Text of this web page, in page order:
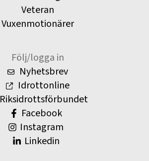
Veteran
Vuxenmotionärer
Följ/logga in
Nyhetsbrev
Idrottonline
Riksidrottsförbundet
Facebook
Instagram
Linkedin